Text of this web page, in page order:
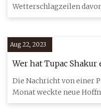
Wetterschlagzeilen
menschlich
Aug 22, 2023
Wer hat Tupac Shakur
weiß es genau
Die Nachricht von einer
Monat weckte neue
der berüchti